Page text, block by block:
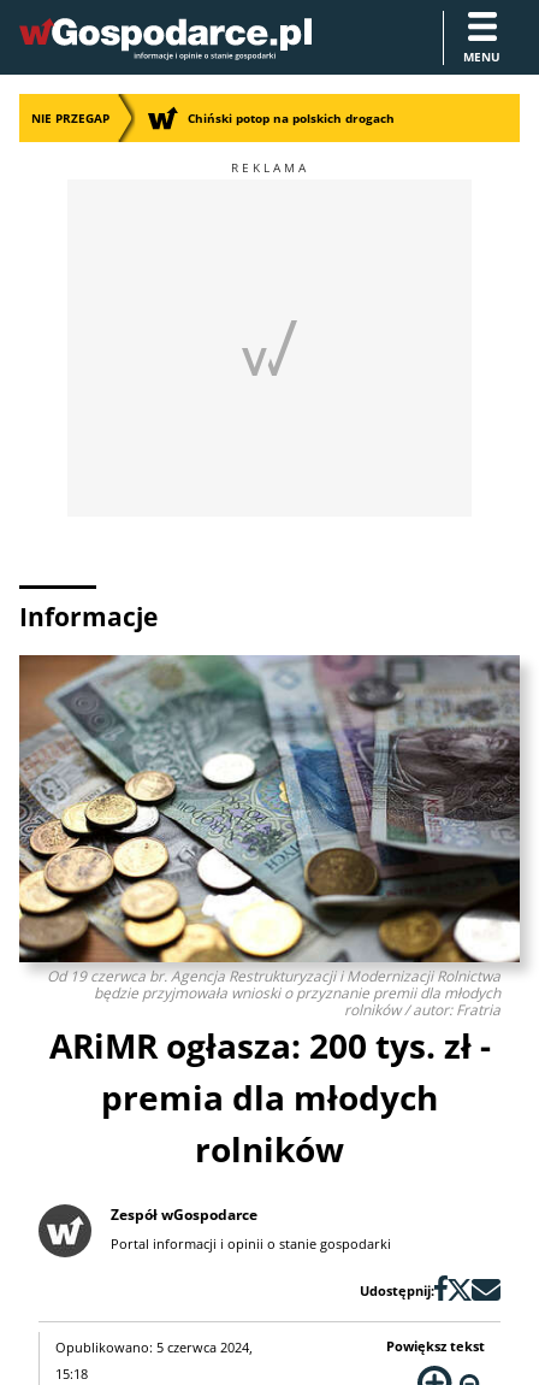
MENU
NIE PRZEGAP Chiński potop na polskich drogach
Informacje
Od 19 czerwca br. Agencja Restrukturyzacji i Modernizacji Rolnictwa
będzie przyjmowała wnioski o przyznanie premii dla młodych
rolników / autor: Fratria
ARiMR ogłasza: 200 tys. zł -
premia dla młodych
rolników
Zespół wGospodarce
Portal informacji i opinii o stanie gospodarki
Udostępnij:
Opublikowano: 5 czerwca 2024,
15:18
Powiększ tekst